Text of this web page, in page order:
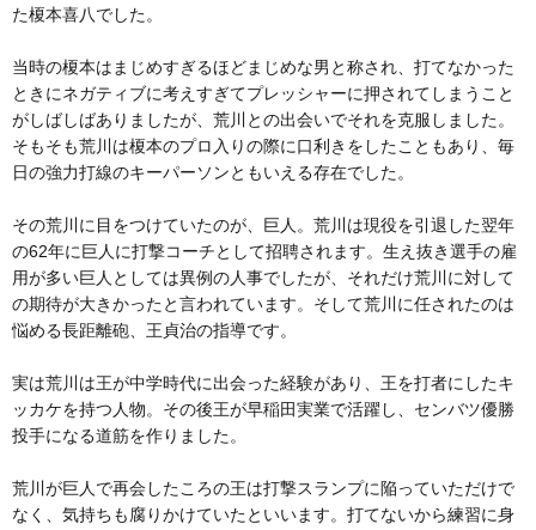
た榎本喜八でした。
当時の榎本はまじめすぎるほどまじめな男と称され、打てなかった
ときにネガティブに考えすぎてプレッシャーに押されてしまうこと
がしばしばありましたが、荒川との出会いでそれを克服しました。
そもそも荒川は榎本のプロ入りの際に口利きをしたこともあり、毎
日の強力打線のキーパーソンともいえる存在でした。
その荒川に目をつけていたのが、巨人。荒川は現役を引退した翌年
の62年に巨人に打撃コーチとして招聘されます。生え抜き選手の雇
用が多い巨人としては異例の人事でしたが、それだけ荒川に対して
の期待が大きかったと言われています。そして荒川に任されたのは
悩める長距離砲、王貞治の指導です。
実は荒川は王が中学時代に出会った経験があり、王を打者にしたキ
ッカケを持つ人物。その後王が早稲田実業で活躍し、センバツ優勝
投手になる道筋を作りました。
荒川が巨人で再会したころの王は打撃スランプに陥っていただけで
なく、気持ちも腐りかけていたといいます。打てないから練習に身